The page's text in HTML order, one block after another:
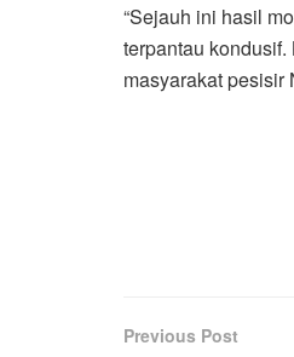
“Sejauh ini hasil
terpantau
masyarakat pesisir
Previous Post